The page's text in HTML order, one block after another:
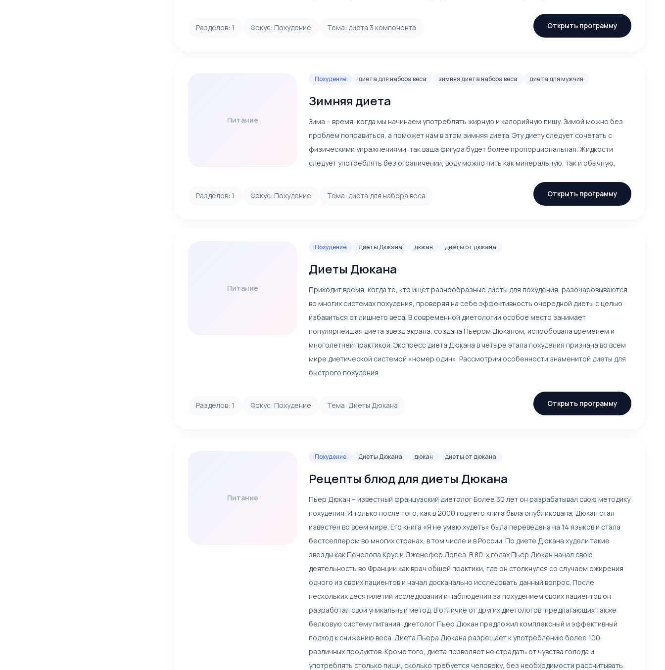
Разделов: 1 Фокус: Похудение Тема: диета 3 компонента Открыть программу
Питание
Похудение диета для набора веса зимняя диета набора веса диета для мужчин
Зимняя диета
Зима – время, когда мы начинаем употреблять жирную и калорийную пищу. Зимой можно без
проблем поправиться, а поможет нам в этом зимняя диета. Эту диету следует сочетать с
физическими упражнениями, так ваша фигура будет более пропорциональная. Жидкости
следует употреблять без ограничений, воду можно пить как минеральную, так и обычную.
Разделов: 1 Фокус: Похудение Тема: диета для набора веса Открыть программу
Питание
Похудение Диеты Дюкана дюкан диеты от дюкана
Диеты Дюкана
Приходит время, когда те, кто ищет разнообразные диеты для похудения, разочаровываются
во многих системах похудения, проверяя на себе эффективность очередной диеты с целью
избавиться от лишнего веса. В современной диетологии особое место занимает
популярнейшая диета звезд экрана, создана Пьером Дюканом, испробована временем и
многолетней практикой. Экспресс диета Дюкана в четыре этапа похудения признана во всем
мире диетической системой «номер один». Рассмотрим особенности знаменитой диеты для
быстрого похудения.
Разделов: 1 Фокус: Похудение Тема: Диеты Дюкана Открыть программу
Питание
Похудение Диеты Дюкана дюкан диеты от дюкана
Рецепты блюд для диеты Дюкана
Пьер Дюкан – известный французский диетолог Более 30 лет он разрабатывал свою методику
похудения. И только после того, как в 2000 году его книга была опубликована, Дюкан стал
известен во всем мире. Его книга «Я не умею худеть» была переведена на 14 языков и стала
бестселлером во многих странах, в том числе и в России. По диете Дюкана худели такие
звезды как Пенелопа Крус и Дженефер Лопез. В 80-х годах Пьер Дюкан начал свою
деятельность во Франции как врач общей практики, где он столкнулся со случаем ожирения
одного из своих пациентов и начал досканально исследовать данный вопрос. После
нескольких десятилетий исследований и наблюдения за похудением своих пациентов он
разработал свой уникальный метод. В отличие от других диетологов, предлагающих также
белковую систему питания, диетолог Пьер Дюкан предложил комплексный и эффективный
подход к снижению веса. Диета Пьера Дюкана разрешает к употреблению более 100
различных продуктов. Кроме того, диета позволяет не страдать от чувства голода и
употреблять столько пищи, сколько требуется человеку, без необходимости рассчитывать